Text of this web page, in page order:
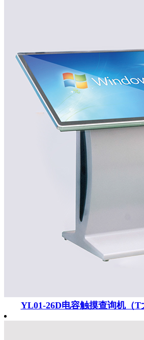
YL01-26D电容触摸查询机（T